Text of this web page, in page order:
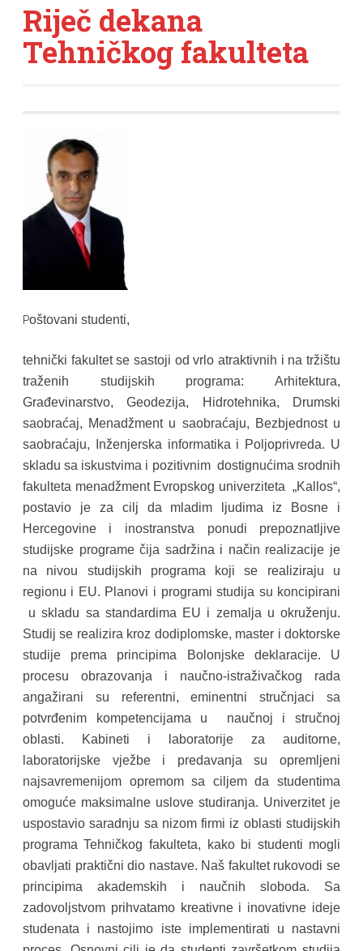
Riječ dekana
Tehničkog fakulteta
Poštovani studenti,
tehnički fakultet se sastoji od vrlo atraktivnih i na tržištu
traženih studijskih programa: Arhitektura,
Građevinarstvo, Geodezija, Hidrotehnika, Drumski
saobraćaj, Menadžment u saobraćaju, Bezbjednost u
saobraćaju, Inženjerska informatika i Poljoprivreda. U
skladu sa iskustvima i pozitivnim dostignućima srodnih
fakulteta menadžment Evropskog univerziteta „Kallos“,
postavio je za cilj da mladim ljudima iz Bosne i
Hercegovine i inostranstva ponudi prepoznatljive
studijske programe čija sadržina i način realizacije je
na nivou studijskih programa koji se realiziraju u
regionu i EU. Planovi i programi studija su koncipirani
u skladu sa standardima EU i zemalja u okruženju.
Studij se realizira kroz dodiplomske, master i doktorske
studije prema principima Bolonjske deklaracije. U
procesu obrazovanja i naučno-istraživačkog rada
angažirani su referentni, eminentni stručnjaci sa
potvrđenim kompetencijama u naučnoj i stručnoj
oblasti. Kabineti i laboratorije za auditorne,
laboratorijske vježbe i predavanja su opremljeni
najsavremenijom opremom sa ciljem da studentima
omoguće maksimalne uslove studiranja. Univerzitet je
uspostavio saradnju sa nizom firmi iz oblasti studijskih
programa Tehničkog fakulteta, kako bi studenti mogli
obavljati praktični dio nastave. Naš fakultet rukovodi se
principima akademskih i naučnih sloboda. Sa
zadovoljstvom prihvatamo kreativne i inovativne ideje
studenata i nastojimo iste implementirati u nastavni